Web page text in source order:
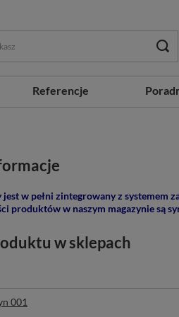
Referencje
w pełni zintegrowany z systemem
produktów w naszym magazynie są
w sklepach
001